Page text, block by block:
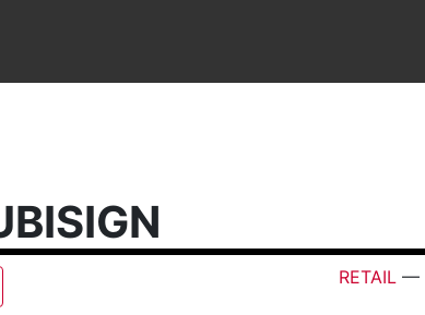
RETAIL —